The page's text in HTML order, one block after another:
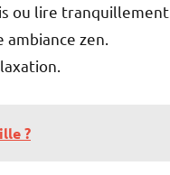
ou lire tranquillement.
zen.
?